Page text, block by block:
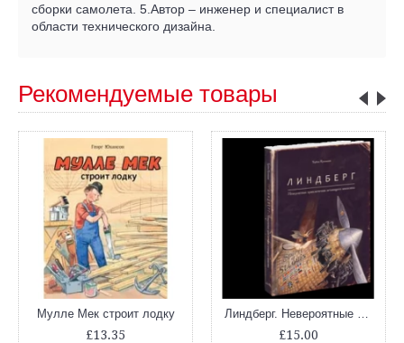
сборки самолета. 5.Автор – инженер и специалист в
области технического дизайна.
Рекомендуемые товары
Мулле Мек строит лодку
£13.35 £15.00